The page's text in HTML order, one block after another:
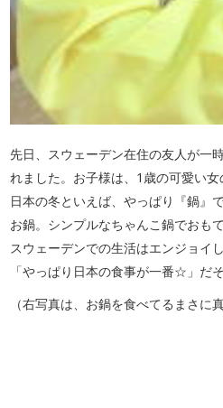
先日、スウェーデン在住の友人が一
れました。お子様は、1歳の可愛い
日本の冬といえば、やっぱり『鍋』
お鍋。シンプルなちゃんこ鍋でおも
スウェーデンでの生活はエンジョイ
「やっぱり日本の食事が一番☆」だ
（右写真は、お鍋を食べてるまさ